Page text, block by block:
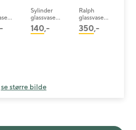
Sylinder
glassvase
25 cm
140,-
Ralph
glassvase
mørk brun
30 cm
350,-
se større bilde